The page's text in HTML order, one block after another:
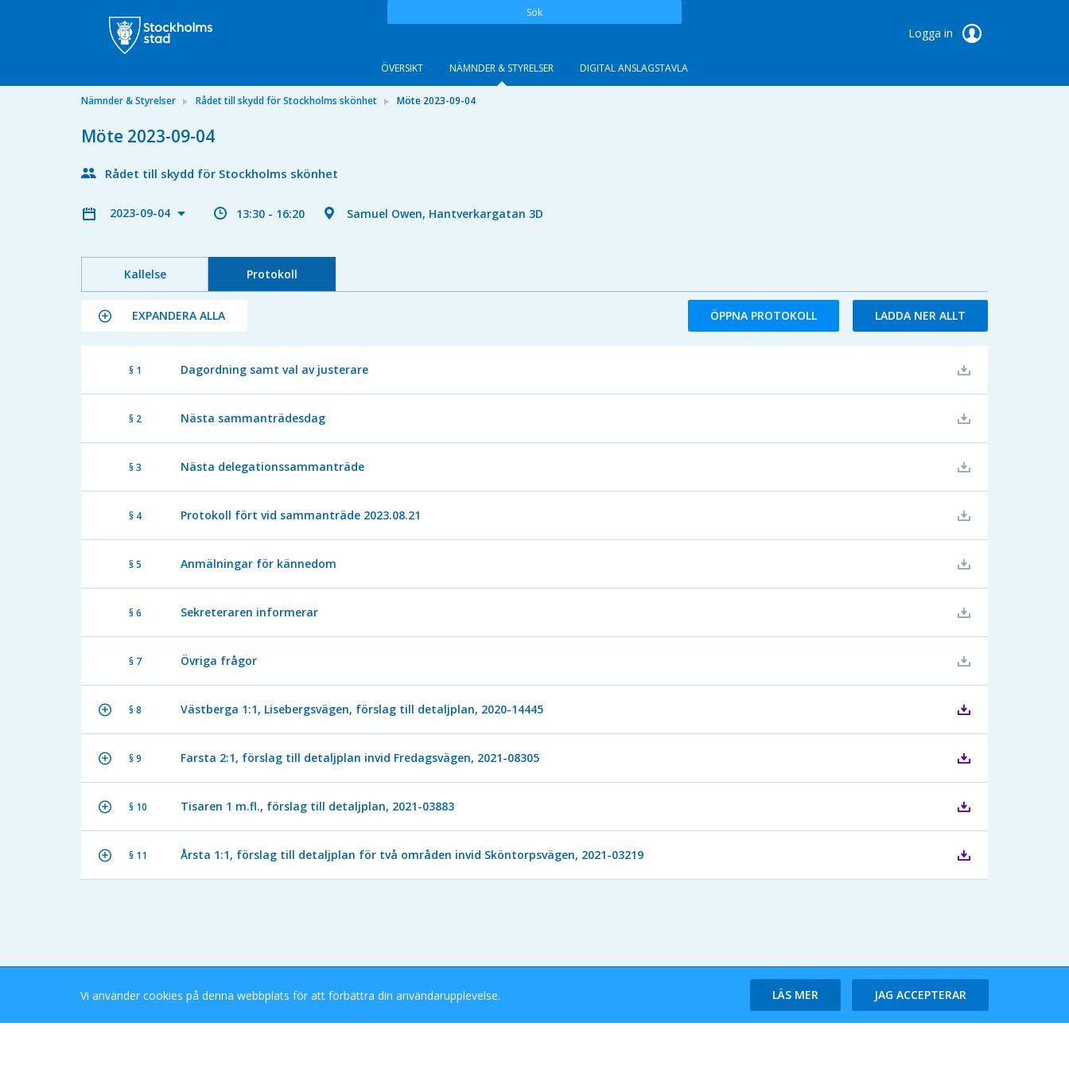
Sök
Logga in
ÖVERSIKT NÄMNDER & STYRELSER DIGITAL ANSLAGSTAVLA
Nämnder & Styrelser Rådet till skydd för Stockholms skönhet Möte 2023-09-04
Möte 2023-09-04
Rådet till skydd för Stockholms skönhet
2023-09-04 13:30 - 16:20 Samuel Owen, Hantverkargatan 3D
Kallelse Protokoll
EXPANDERA ALLA ÖPPNA PROTOKOLL LADDA NER ALLT
§ 1 Dagordning samt val av justerare
§ 2 Nästa sammanträdesdag
§ 3 Nästa delegationssammanträde
§ 4 Protokoll fört vid sammanträde 2023.08.21
§ 5 Anmälningar för kännedom
§ 6 Sekreteraren informerar
§ 7 Övriga frågor
§ 8 Västberga 1:1, Lisebergsvägen, förslag till detaljplan, 2020-14445
§ 9 Farsta 2:1, förslag till detaljplan invid Fredagsvägen, 2021-08305
§ 10 Tisaren 1 m.fl., förslag till detaljplan, 2021-03883
§ 11 Årsta 1:1, förslag till detaljplan för två områden invid Sköntorpsvägen, 2021-03219
Stockholms Stad eDok Meetings
Vi använder cookies på denna webbplats för att förbättra din användarupplevelse.